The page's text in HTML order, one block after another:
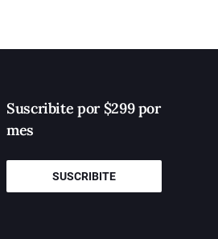
Suscribite por $299 por
mes
SUSCRIBITE